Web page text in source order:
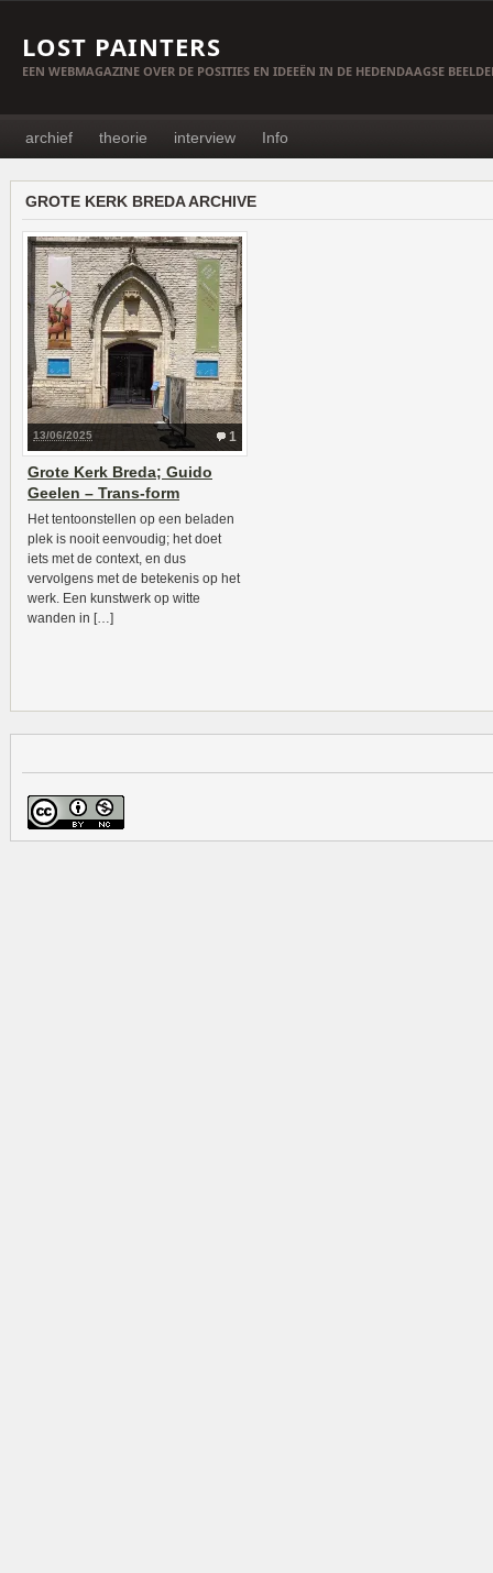
LOST PAINTERS
EEN WEBMAGAZINE OVER DE POSITIES EN IDEEËN IN DE HEDENDAAGSE
archief theorie interview Info
GROTE KERK BREDA ARCHIVE
1
13/06/2025
Grote Kerk Breda; Guido
Geelen – Trans-form
Het tentoonstellen op een beladen
plek is nooit eenvoudig; het doet
iets met de context, en dus
vervolgens met de betekenis op het
werk. Een kunstwerk op witte
wanden in […]